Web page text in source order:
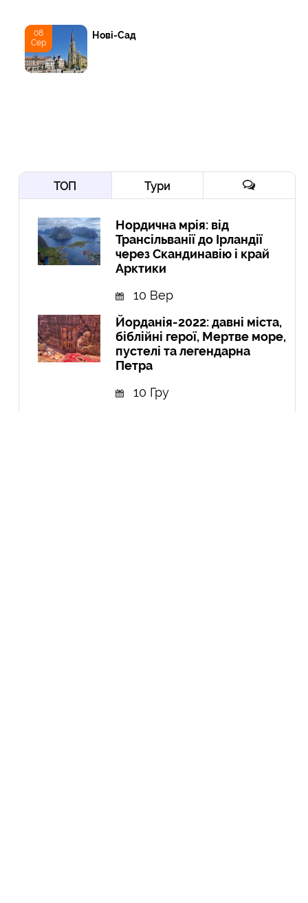
08
Сер
Нові-Сад
ТОП Тури
Нордична мрія: від
Трансільванії до Ірландії
через Скандинавію і край
Арктики
10 Вер
Йорданія-2022: давні міста,
біблійні герої, Мертве море,
пустелі та легендарна
Петра
10 Гру